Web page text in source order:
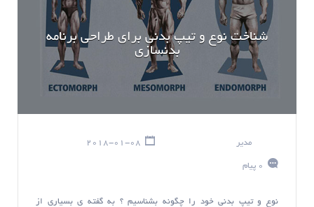
شناخت نوع و تيپ بدنی برای طراحی برنامه
بدنسازی
مدیر
0 پیام
نوع و تیپ بدنی خود را چگونه بشناسیم ؟ به گفته ی بسیاری از